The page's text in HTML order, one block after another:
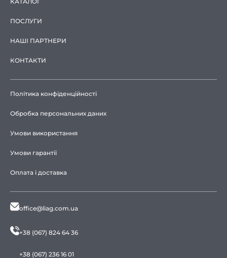
ПОСЛУГИ
НАШІ ПАРТНЕРИ
КОНТАКТИ
Політика конфіденційності
Обробка персональних даних
Умови використання
Умови гарантії
Оплата і доставка
office@liag.com.ua
+38 (067) 824 64 36
+38 (067) 236 16 01